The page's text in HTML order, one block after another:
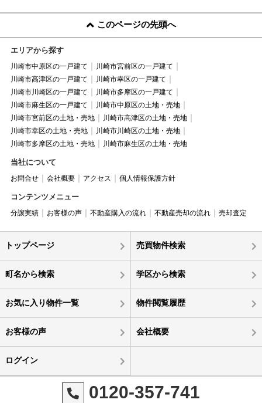
このページの先頭へ
エリアから探す
川崎市中原区の一戸建て
川崎市宮前区の一戸建て
川崎市高津区の一戸建て
川崎市幸区の一戸建て
川崎市川崎区の一戸建て
川崎市多摩区の一戸建て
川崎市麻生区の一戸建て
川崎市中原区の土地・売地
川崎市宮前区の土地・売地
川崎市高津区の土地・売地
川崎市幸区の土地・売地
川崎市川崎区の土地・売地
川崎市多摩区の土地・売地
川崎市麻生区の土地・売地
当社について
お問合せ 会社概要 アクセス 個人情報保護方針
コンテンツメニュー
分譲実績 お客様の声 不動産購入の流れ 不動産売却の流れ 売却査定
トップページ 売買物件検索
町名から検索 学区から検索
お気に入り物件一覧 物件閲覧履歴
お客様の声 会社概要
ログイン
0120-357-741